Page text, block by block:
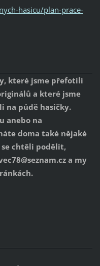
hasicu/plan-prace-
které jsme přefotili
a které jsme
na půdě hasičky.
anebo na
doma také nějaké
chtěli podělit,
a my